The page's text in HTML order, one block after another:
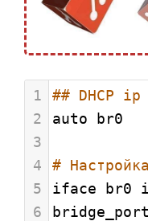
1
## DHCP
2
auto br0
3
4
#
5
iface br0
6